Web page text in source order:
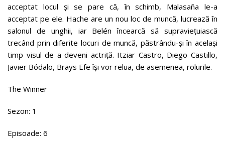
acceptat locul și se pare că, în schimb, Malasaña le-a
acceptat pe ele. Hache are un nou loc de muncă, lucrează în
salonul de unghii, iar Belén încearcă să supraviețuiască
trecând prin diferite locuri de muncă, păstrându-și în același
timp visul de a deveni actriță. Itziar Castro, Diego Castillo,
Javier Bódalo, Brays Efe își vor relua, de asemenea, rolurile.
The Winner
Sezon: 1
Episoade: 6